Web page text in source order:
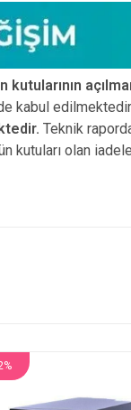
kutularının
kabul
Teknik
kutuları olan